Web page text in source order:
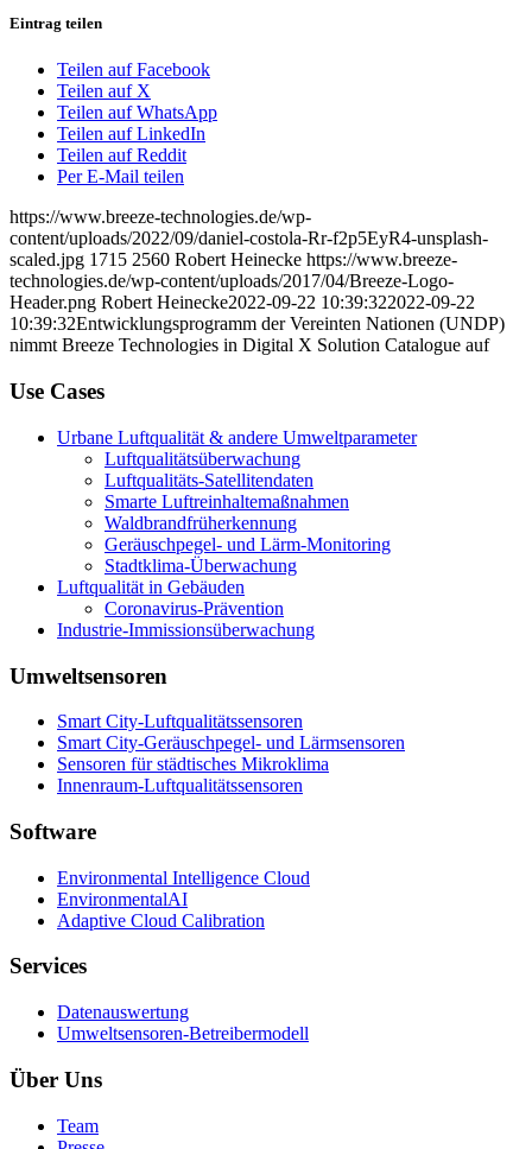
Eintrag teilen
Teilen auf Facebook
Teilen auf X
Teilen auf WhatsApp
Teilen auf LinkedIn
Teilen auf Reddit
Per E-Mail teilen
https://www.breeze-technologies.de/wp-
content/uploads/2022/09/daniel-costola-Rr-f2p5EyR4-unsplash-
scaled.jpg 1715 2560 Robert Heinecke https://www.breeze-
technologies.de/wp-content/uploads/2017/04/Breeze-Logo-
Header.png Robert Heinecke2022-09-22 10:39:322022-09-22
10:39:32Entwicklungsprogramm der Vereinten Nationen (UNDP)
nimmt Breeze Technologies in Digital X Solution Catalogue auf
Use Cases
Urbane Luftqualität & andere Umweltparameter
Luftqualitätsüberwachung
Luftqualitäts-Satellitendaten
Smarte Luftreinhaltemaßnahmen
Waldbrandfrüherkennung
Geräuschpegel- und Lärm-Monitoring
Stadtklima-Überwachung
Luftqualität in Gebäuden
Coronavirus-Prävention
Industrie-Immissionsüberwachung
Umweltsensoren
Smart City-Luftqualitätssensoren
Smart City-Geräuschpegel- und Lärmsensoren
Sensoren für städtisches Mikroklima
Innenraum-Luftqualitätssensoren
Software
Environmental Intelligence Cloud
EnvironmentalAI
Adaptive Cloud Calibration
Services
Datenauswertung
Umweltsensoren-Betreibermodell
Über Uns
Team